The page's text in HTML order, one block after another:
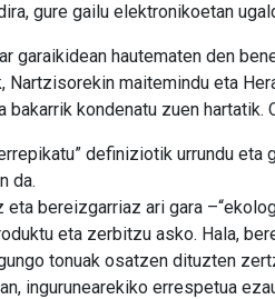
gure gailu elektronikoetan
garaikidean hautematen den
Nartzisorekin maitemindu eta
bakarrik kondenatu zuen
definiziotik urrundu
da.
eta bereizgarriaz ari gara
eta zerbitzu asko. Hala,
tonuak osatzen dituzten
ingurunearekiko errespetua